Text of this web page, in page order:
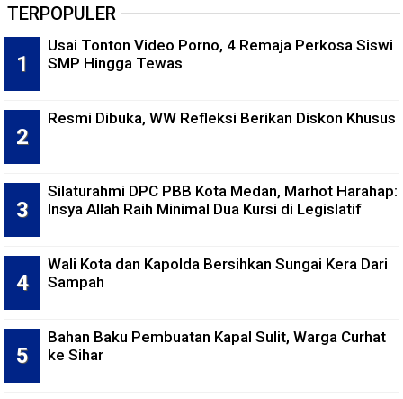
TERPOPULER
Usai Tonton Video Porno, 4 Remaja Perkosa Siswi
SMP Hingga Tewas
Resmi Dibuka, WW Refleksi Berikan Diskon Khusus
Silaturahmi DPC PBB Kota Medan, Marhot Harahap:
Insya Allah Raih Minimal Dua Kursi di Legislatif
Wali Kota dan Kapolda Bersihkan Sungai Kera Dari
Sampah
Bahan Baku Pembuatan Kapal Sulit, Warga Curhat
ke Sihar